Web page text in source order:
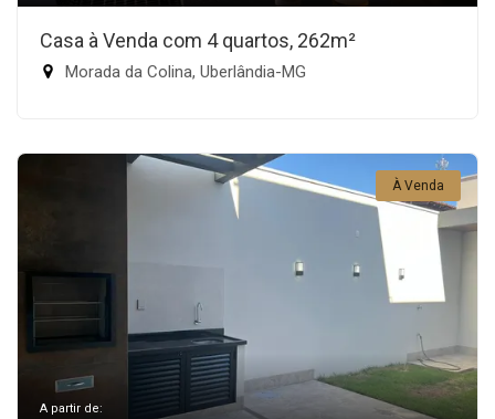
Casa à Venda com 4 quartos, 262m²
Morada da Colina, Uberlândia-MG
À Venda
A partir de: